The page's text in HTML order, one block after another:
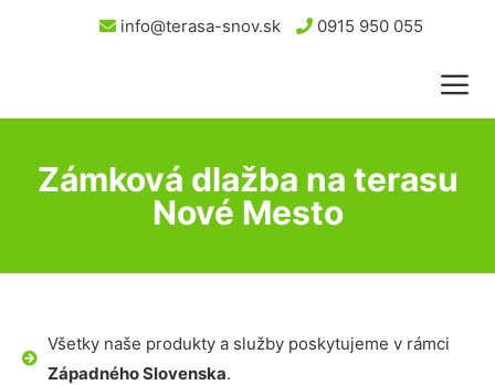
info@terasa-snov.sk 0915 950 055
Zámková dlažba na terasu
Nové Mesto
Všetky naše produkty a služby poskytujeme v rámci
Západného Slovenska.